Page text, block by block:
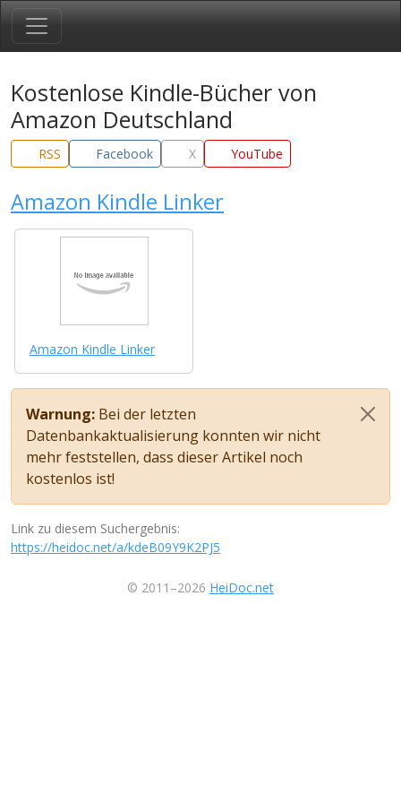
Kostenlose Kindle-Bücher von
Amazon Deutschland
RSS Facebook X YouTube
Amazon Kindle Linker
Amazon Kindle Linker
Warnung: Bei der letzten
Datenbankaktualisierung konnten wir nicht
mehr feststellen, dass dieser Artikel noch
kostenlos ist!
Link zu diesem Suchergebnis:
https://heidoc.net/a/kdeB09Y9K2PJ5
© 2011–2026 HeiDoc.net